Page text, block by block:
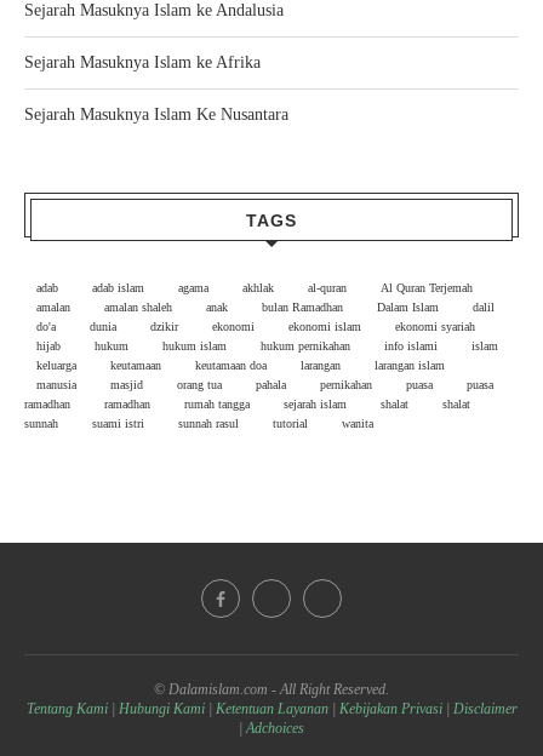
Sejarah Masuknya Islam ke Andalusia
Sejarah Masuknya Islam ke Afrika
Sejarah Masuknya Islam Ke Nusantara
TAGS
adab adab islam agama akhlak al-quran
Al Quran Terjemah
amalan
amalan shaleh anak bulan Ramadhan Dalam Islam
dalil
do'a
dunia dzikir ekonomi ekonomi islam
ekonomi syariah
hijab
hukum hukum islam hukum pernikahan info islami
islam
keluarga
keutamaan keutamaan doa larangan
larangan islam
manusia
masjid orang tua pahala pernikahan puasa
puasa
ramadhan
ramadhan rumah tangga sejarah islam shalat
shalat
sunnah
suami istri sunnah rasul tutorial wanita
© Dalamislam.com - All Right Reserved.
Tentang Kami
Hubungi Kami| Ketentuan Layanan| Kebijakan Privasi| Disclaimer
|Adchoices